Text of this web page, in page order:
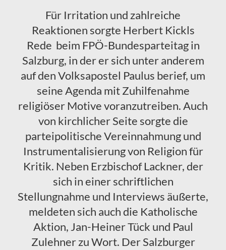
Für Irritation und zahlreiche
Reaktionen sorgte Herbert Kickls
Rede beim FPÖ-Bundesparteitag in
Salzburg, in der er sich unter anderem
auf den Volksapostel Paulus berief, um
seine Agenda mit Zuhilfenahme
religiöser Motive voranzutreiben. Auch
von kirchlicher Seite sorgte die
parteipolitische Vereinnahmung und
Instrumentalisierung von Religion für
Kritik. Neben Erzbischof Lackner, der
sich in einer schriftlichen
Stellungnahme und Interviews äußerte,
meldeten sich auch die Katholische
Aktion, Jan-Heiner Tück und Paul
Zulehner zu Wort. Der Salzburger